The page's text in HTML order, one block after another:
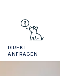
DIREKT
ANFRAGEN